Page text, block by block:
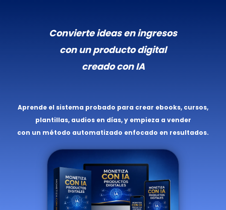
Convierte ideas en ingresos
con un producto digital
creado con IA
Aprende el sistema probado para crear ebooks, cursos,
plantillas, audios en días, y empieza a vender
con un método automatizado enfocado en resultados.